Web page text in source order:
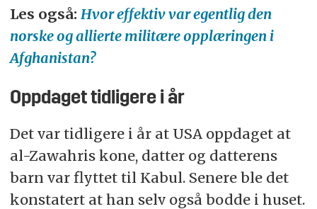
Les også: Hvor effektiv var egentlig den
norske og allierte militære opplæringen i
Afghanistan?
Oppdaget tidligere i år
Det var tidligere i år at USA oppdaget at
al-Zawahris kone, datter og datterens
barn var flyttet til Kabul. Senere ble det
konstatert at han selv også bodde i huset.